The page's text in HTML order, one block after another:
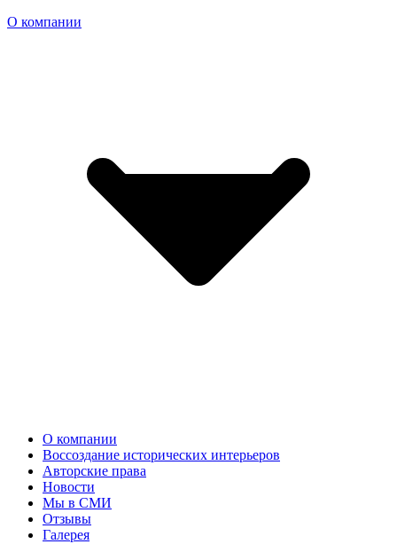
О компании
О компании
Воссоздание исторических интерьеров
Авторские права
Новости
Мы в СМИ
Отзывы
Галерея